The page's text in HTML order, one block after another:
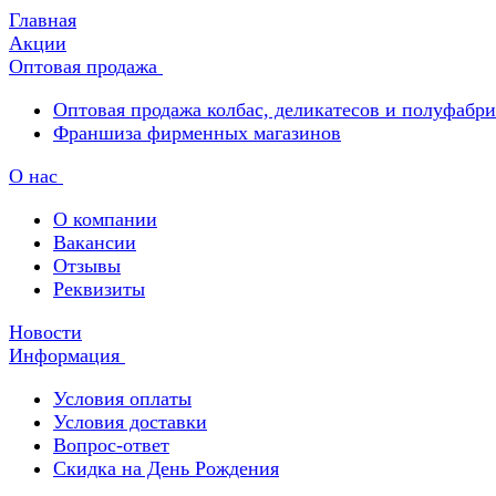
Главная
Акции
Оптовая продажа
Оптовая продажа колбас, деликатесов и
Франшиза фирменных магазинов
О нас
О компании
Вакансии
Отзывы
Реквизиты
Новости
Информация
Условия оплаты
Условия доставки
Вопрос-ответ
Скидка на День Рождения